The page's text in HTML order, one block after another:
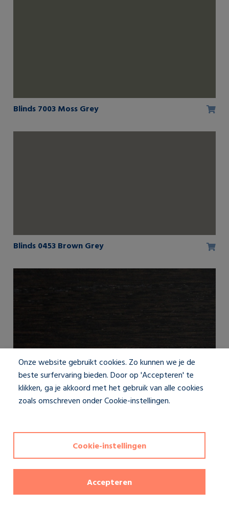
Blinds 7003 Moss Grey
Blinds 0453 Brown Grey
Blinds 0420 Walnut
van 4 kleurstalen geselecteerd
Onze website gebruikt cookies. Zo kunnen we je de
beste surfervaring bieden. Door op 'Accepteren' te
klikken, ga je akkoord met het gebruik van alle cookies
zoals omschreven onder Cookie-instellingen.
Cookie-instellingen
Accepteren